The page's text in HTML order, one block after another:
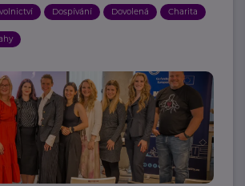
Dospívání Dovolená Charita